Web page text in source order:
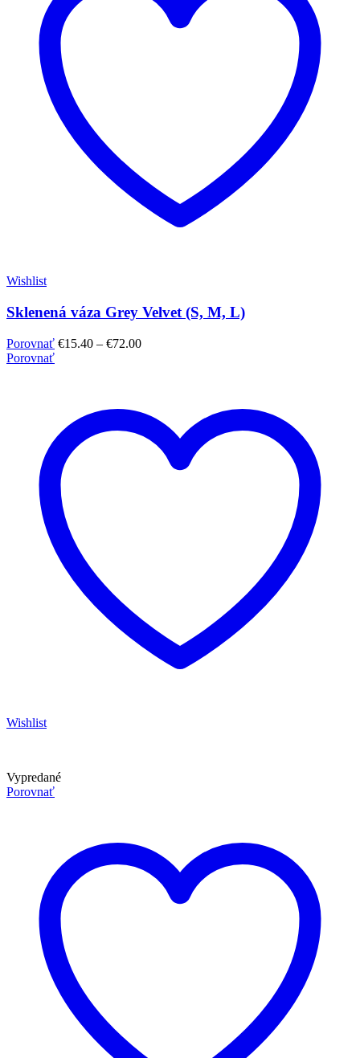
Wishlist
Sklenená váza Grey Velvet (S, M, L)
Porovnať €15.40 – €72.00
Porovnať
Wishlist
Vypredané
Porovnať